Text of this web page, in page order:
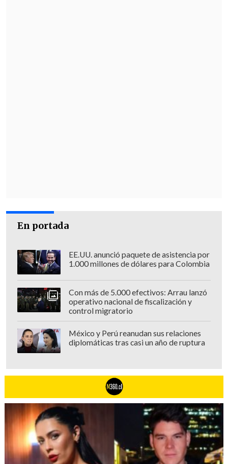
En portada
EE.UU. anunció paquete de asistencia por
1.000 millones de dólares para Colombia
Con más de 5.000 efectivos: Arrau lanzó
operativo nacional de fiscalización y
control migratorio
México y Perú reanudan sus relaciones
diplomáticas tras casi un año de ruptura